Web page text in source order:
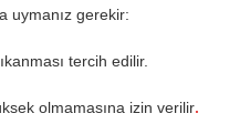
uymanız gerekir:
tercih edilir.
olmamasına izin verilir.